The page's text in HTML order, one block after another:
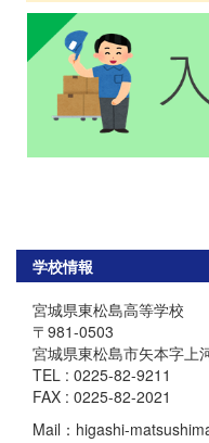
学校情報
宮城県東松島高等学校
〒981-0503
宮城県東松島市矢本字上
TEL : 0225-82-9211
FAX : 0225-82-2021
Mail：higashi-